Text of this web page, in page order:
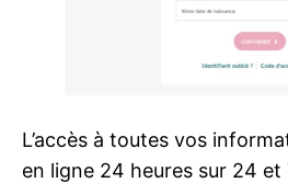
L’accès à toutes vos
en ligne 24 heures sur 24 et